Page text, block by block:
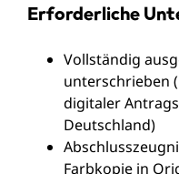
Erforderliche
Vollständig
unterschrieben
digitaler
Deutschland)
Farbkopie in